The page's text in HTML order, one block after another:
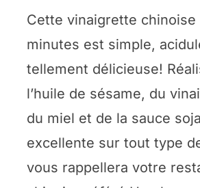
Cette vinaigrette chinoise
minutes est simple,
tellement délicieuse!
l’huile de sésame, du
du miel et de la sauce
excellente sur tout type
vous rappellera votre